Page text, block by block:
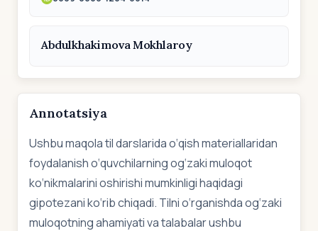
Abdulkhakimova Mokhlaroy
Annotatsiya
Ushbu maqola til darslarida o‘qish materiallaridan
foydalanish o‘quvchilarning og‘zaki muloqot
ko‘nikmalarini oshirishi mumkinligi haqidagi
gipotezani ko‘rib chiqadi. Tilni o‘rganishda og‘zaki
muloqotning ahamiyati va talabalar ushbu